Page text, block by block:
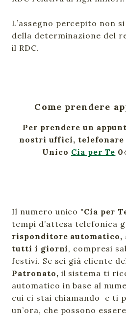
L’assegno percepito non
della determinazione del
il RDC.
Come prendere
Per prendere un
nostri uffici, telefonare
Unico Cia per Te
Il numero unico "Cia per
tempi d’attesa telefonica
risponditore automatico,
tutti i giorni, compresi
festivi. Se sei già cliente
Patronato, il sistema ti
automatico in base al
cui ci stai chiamando e ti
un’ora, che possono